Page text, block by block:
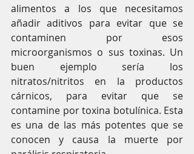
alimentos a los que necesitamos
añadir aditivos para evitar que se
contaminen por esos
microorganismos o sus toxinas. Un
buen ejemplo sería los
nitratos/nitritos en la productos
cárnicos, para evitar que se
contamine por toxina botulínica. Esta
es una de las más potentes que se
conocen y causa la muerte por